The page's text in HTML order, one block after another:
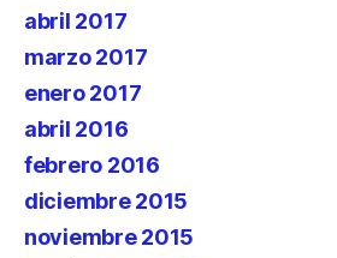
abril 2017
marzo 2017
enero 2017
abril 2016
febrero 2016
diciembre 2015
noviembre 2015